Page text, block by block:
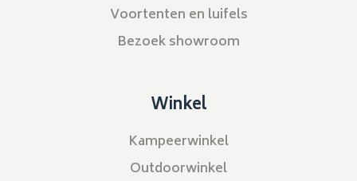
Voortenten en luifels
Bezoek showroom
Winkel
Kampeerwinkel
Outdoorwinkel